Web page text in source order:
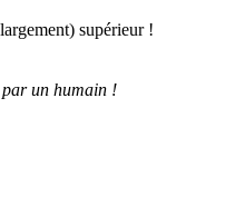
supérieur !
par un humain !